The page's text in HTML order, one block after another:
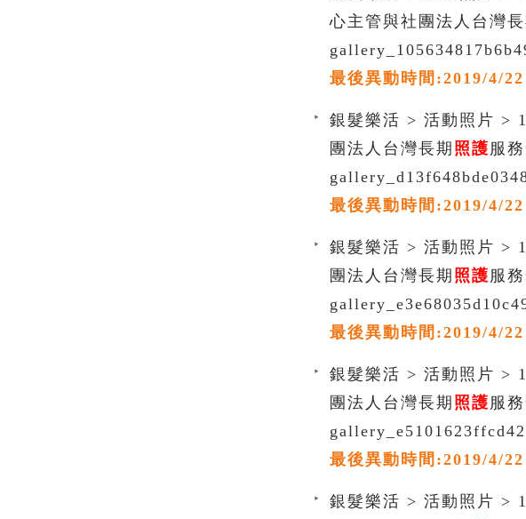
心主管與社團法人台灣長
最後異動時間:2019/4/
銀髮樂活 > 活動照片 >
團法人台灣長期 照護 服
最後異動時間:2019/4/
銀髮樂活 > 活動照片 >
團法人台灣長期 照護 服
最後異動時間:2019/4/
銀髮樂活 > 活動照片 >
團法人台灣長期 照護 服
最後異動時間:2019/4/
銀髮樂活 > 活動照片 >